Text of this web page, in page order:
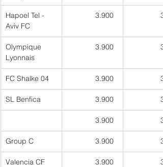
Hapoel Tel -
Aviv FC
3.900
Olympique
Lyonnais
3.900
FC Shalke 04 3.900
SL Benfica 3.900
3.900
Group C 3.900
Valencia CF 3.900